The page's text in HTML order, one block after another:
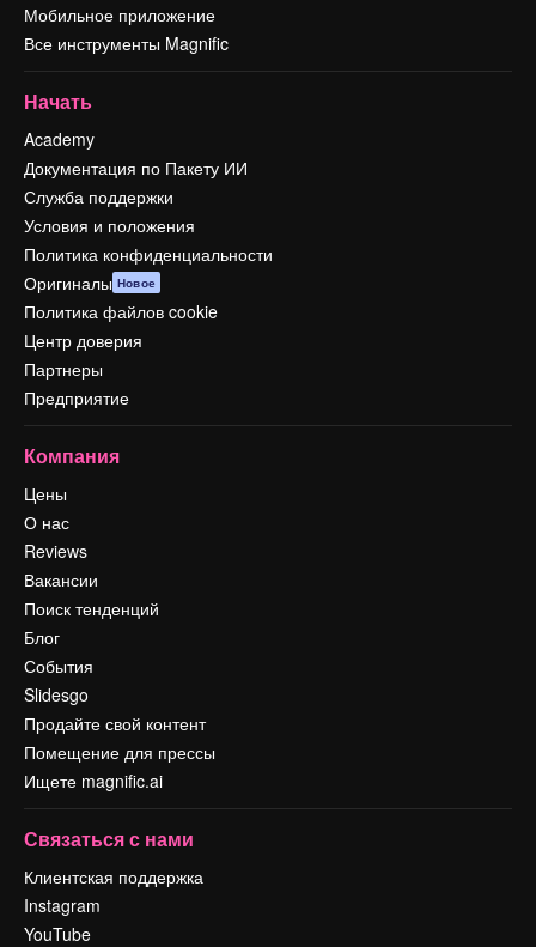
Мобильное приложение
Все инструменты Magnific
Начать
Academy
Документация по Пакету ИИ
Служба поддержки
Условия и положения
Политика конфиденциальности
Оригиналы Новое
Политика файлов cookie
Центр доверия
Партнеры
Предприятие
Компания
Цены
О нас
Reviews
Вакансии
Поиск тенденций
Блог
События
Slidesgo
Продайте свой контент
Помещение для прессы
Ищете magnific.ai
Связаться с нами
Клиентская поддержка
Instagram
YouTube